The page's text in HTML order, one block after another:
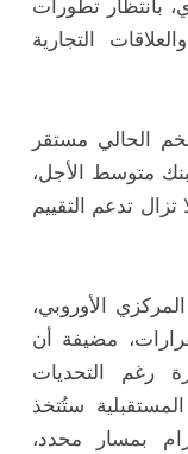
بانتظار تطورات
التجارية
الحالي مستقر
متوسط الأجل،
تزال تدعم التقييم
الأوروبي،
مضيفة أن
رغم التحديات
ستُتخذ
بمسار محدد،